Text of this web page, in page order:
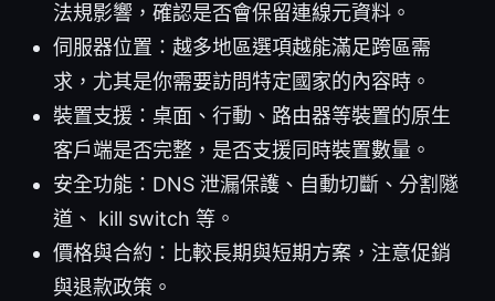
法規影響，確認是否會保留連線元資料。
伺服器位置：越多地區選項越能滿足跨區需
求，尤其是你需要訪問特定國家的內容時。
裝置支援：桌面、行動、路由器等裝置的原生
客戶端是否完整，是否支援同時裝置數量。
安全功能：DNS 泄漏保護、自動切斷、分割隧
道、 kill switch 等。
價格與合約：比較長期與短期方案，注意促銷
與退款政策。